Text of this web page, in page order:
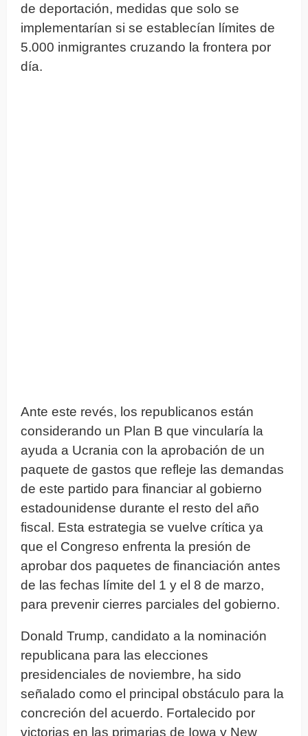
de deportación, medidas que solo se
implementarían si se establecían límites de
5.000 inmigrantes cruzando la frontera por
día.
Ante este revés, los republicanos están
considerando un Plan B que vincularía la
ayuda a Ucrania con la aprobación de un
paquete de gastos que refleje las demandas
de este partido para financiar al gobierno
estadounidense durante el resto del año
fiscal. Esta estrategia se vuelve crítica ya
que el Congreso enfrenta la presión de
aprobar dos paquetes de financiación antes
de las fechas límite del 1 y el 8 de marzo,
para prevenir cierres parciales del gobierno.
Donald Trump, candidato a la nominación
republicana para las elecciones
presidenciales de noviembre, ha sido
señalado como el principal obstáculo para la
concreción del acuerdo. Fortalecido por
victorias en las primarias de Iowa y New